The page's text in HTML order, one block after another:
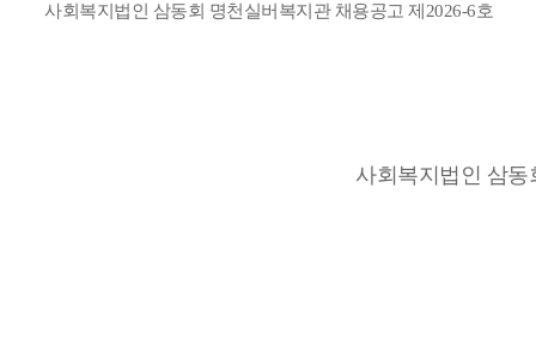
사회복지법인 삼동회 명천실버복지관 채용공고 제2026-6호
사회복지법인 삼